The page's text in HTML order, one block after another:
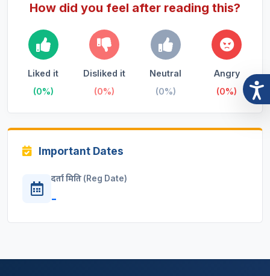
How did you feel after reading this?
Liked it
(0%)
Disliked it
(0%)
Neutral
(0%)
Angry
(0%)
Important Dates
दर्ता मिति (Reg Date)
-